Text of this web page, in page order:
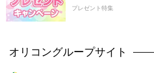
プレゼント特集
オリコングループサイト